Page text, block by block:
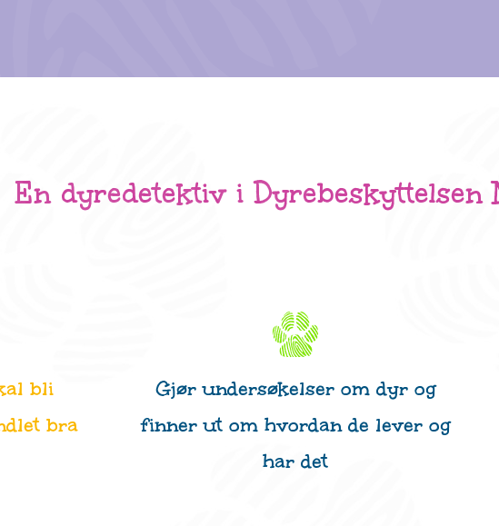
En dyredetektiv i Dyrebeskyttelsen
bli
bra
Gjør undersøkelser om dyr og
finner ut om hvordan de lever og
har det